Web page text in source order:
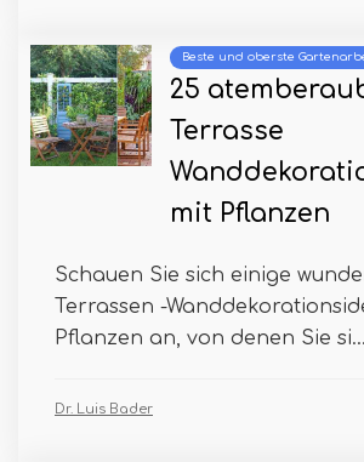
Beste und oberste
25
Terrasse
mit Pflanzen
Schauen Sie sich einige
Terrassen -
Pflanzen an, von denen Sie si...
Dr. Luis Bader